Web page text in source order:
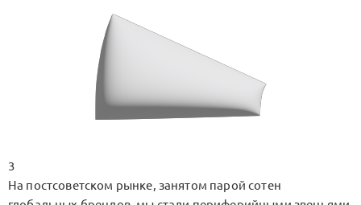
3
На постсоветском рынке, занятом парой сотен